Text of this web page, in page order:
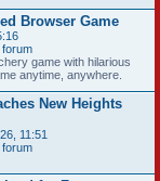
Browser Game
game with hilarious
anytime, anywhere.
New Heights
11:51